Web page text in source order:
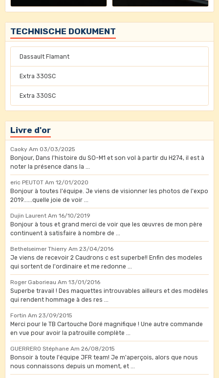
TECHNISCHE DOKUMENT
Dassault Flamant
Extra 330SC
Extra 330SC
Livre d'or
Caoky Am 03/03/2025
Bonjour, Dans l'histoire du SO-M1 et son vol à partir du H274, il est à
noter la présence dans la ...
eric PEUTOT Am 12/01/2020
Bonjour à toutes l'équipe. Je viens de visionner les photos de l'expo
2019......quelle joie de voir ...
Dujin Laurent Am 16/10/2019
Bonjour à tous et grand merci de voir que les œuvres de mon père
continuent à satisfaire à nombre de ...
Bethelseimer Thierry Am 23/04/2016
Je viens de recevoir 2 Caudrons c est superbe!! Enfin des modeles
qui sortent de l'ordinaire et me redonne ...
Roger Gaborieau Am 13/01/2016
Superbe travail ! Des maquettes introuvables ailleurs et des modèles
qui rendent hommage à des res ...
Fortin Am 23/09/2015
Merci pour le TB Cartouche Doré magnifique ! Une autre commande
en vue pour avoir la patrouille complète ...
GUERRERO Stéphane Am 26/08/2015
Bonsoir à toute l'équipe JFR team! Je m'aperçois, alors que nous
nous connaissons depuis un moment, et ...